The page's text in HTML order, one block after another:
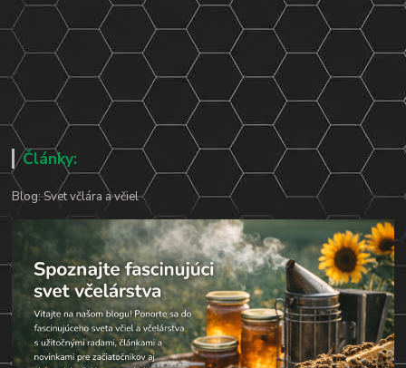
Články:
Blog: Svet včlára a včiel